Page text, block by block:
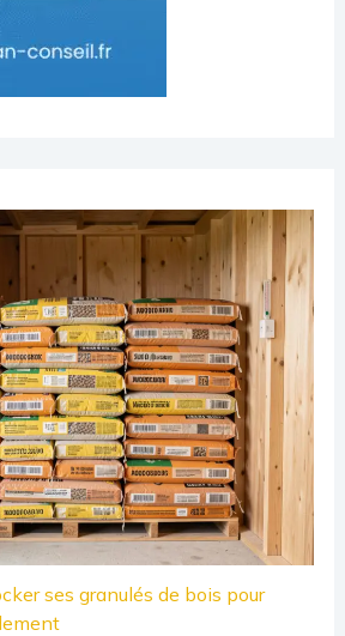
ses granulés de bois pour